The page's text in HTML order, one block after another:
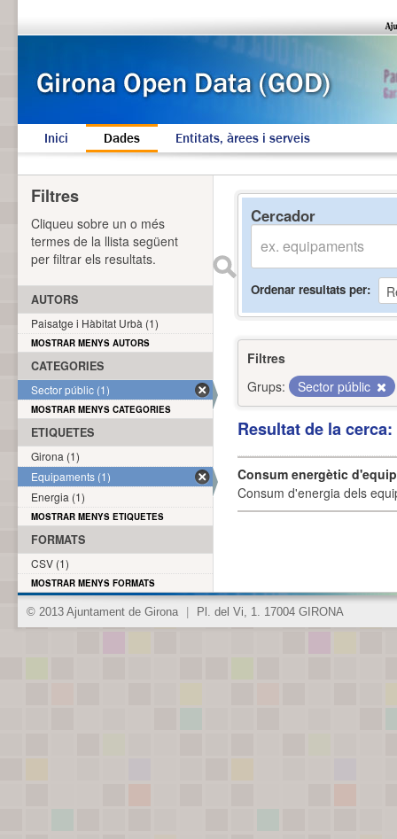
Inici Dades Entitats, àrees i serveis
Cercador
Ordenar resultats per
Filtres
Grups:
Sector públic
Resultat de la
Consum energètic
Consum d'energia dels
Filtres
Cliqueu sobre un o més
termes de la llista següent
per filtrar els resultats.
AUTORS
Paisatge i Hàbitat Urbà (1)
MOSTRAR MENYS AUTORS
CATEGORIES
Sector públic (1)
MOSTRAR MENYS CATEGORIES
ETIQUETES
Girona (1)
Equipaments (1)
Energia (1)
MOSTRAR MENYS ETIQUETES
FORMATS
CSV (1)
MOSTRAR MENYS FORMATS
© 2013 Ajuntament de Girona Pl. del Vi, 1. 17004 GIRONA